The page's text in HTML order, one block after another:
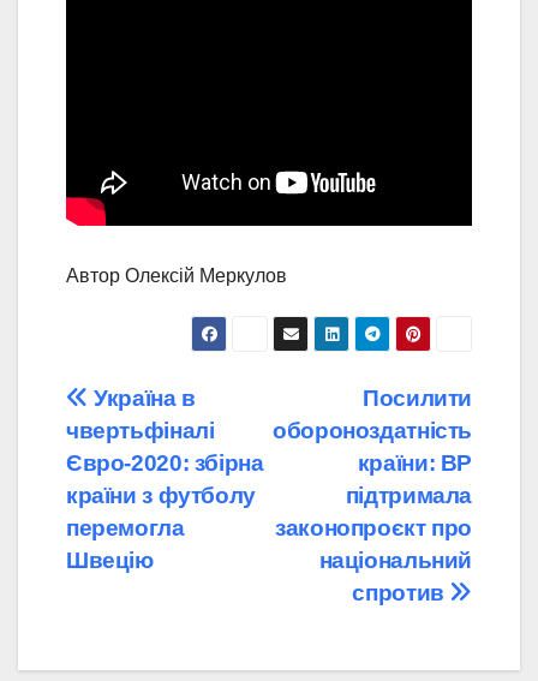
Автор Олексій Меркулов
Навігація
записів
Посилити
обороноздатність
країни: ВР
підтримала
законопроєкт про
національний
спротив
Україна в
чвертьфіналі
Євро-2020: збірна
країни з футболу
перемогла
Швецію